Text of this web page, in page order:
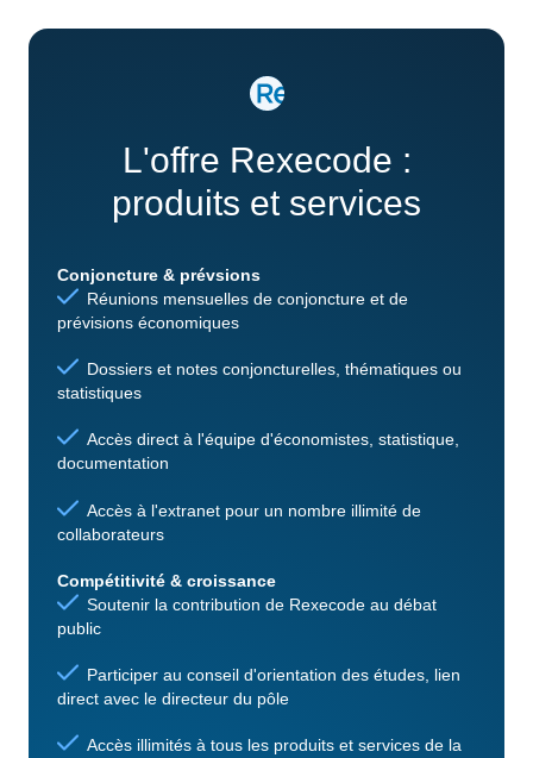
L'offre Rexecode :
produits et services
Conjoncture & prévsions
Réunions mensuelles de conjoncture et de
prévisions économiques
Dossiers et notes conjoncturelles, thématiques ou
statistiques
Accès direct à l'équipe d'économistes, statistique,
documentation
Accès à l'extranet pour un nombre illimité de
collaborateurs
Compétitivité & croissance
Soutenir la contribution de Rexecode au débat
public
Participer au conseil d'orientation des études, lien
direct avec le directeur du pôle
Accès illimités à tous les produits et services de la